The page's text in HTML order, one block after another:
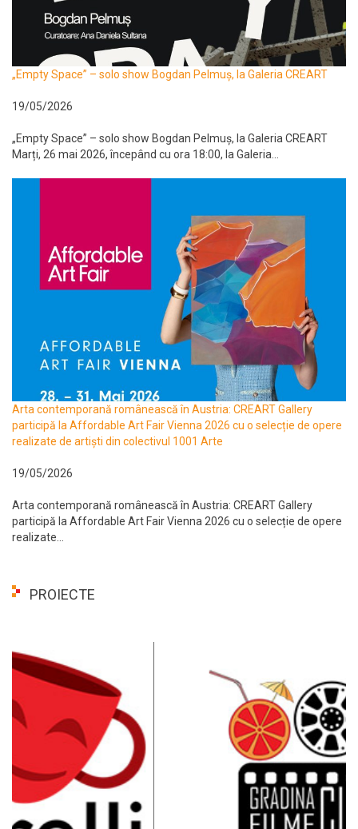
„Empty Space” – solo show Bogdan Pelmuș, la Galeria CREART
19/05/2026
„Empty Space” – solo show Bogdan Pelmuș, la Galeria CREART
Marți, 26 mai 2026, începând cu ora 18:00, la Galeria...
Arta contemporană românească în Austria: CREART Gallery
participă la Affordable Art Fair Vienna 2026 cu o selecție de opere
realizate de artiști din colectivul 1001 Arte
19/05/2026
Arta contemporană românească în Austria: CREART Gallery
participă la Affordable Art Fair Vienna 2026 cu o selecție de opere
realizate...
PROIECTE